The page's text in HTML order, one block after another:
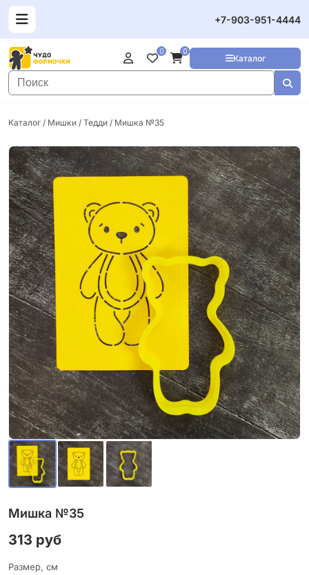
+7-903-951-4444
Каталог
0 0
Каталог / Мишки / Тедди / Мишка №35
Мишка №35
313 руб
Размер, см